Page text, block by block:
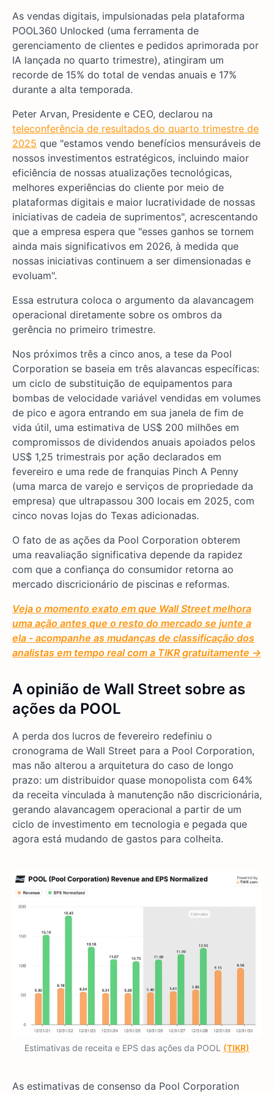
As vendas digitais, impulsionadas pela plataforma
POOL360 Unlocked (uma ferramenta de
gerenciamento de clientes e pedidos aprimorada por
IA lançada no quarto trimestre), atingiram um
recorde de 15% do total de vendas anuais e 17%
durante a alta temporada.
Peter Arvan, Presidente e CEO, declarou na
teleconferência de resultados do quarto trimestre de
2025 que "estamos vendo benefícios mensuráveis de
nossos investimentos estratégicos, incluindo maior
eficiência de nossas atualizações tecnológicas,
melhores experiências do cliente por meio de
plataformas digitais e maior lucratividade de nossas
iniciativas de cadeia de suprimentos", acrescentando
que a empresa espera que "esses ganhos se tornem
ainda mais significativos em 2026, à medida que
nossas iniciativas continuem a ser dimensionadas e
evoluam".
Essa estrutura coloca o argumento da alavancagem
operacional diretamente sobre os ombros da
gerência no primeiro trimestre.
Nos próximos três a cinco anos, a tese da Pool
Corporation se baseia em três alavancas específicas:
um ciclo de substituição de equipamentos para
bombas de velocidade variável vendidas em volumes
de pico e agora entrando em sua janela de fim de
vida útil, uma estimativa de US$ 200 milhões em
compromissos de dividendos anuais apoiados pelos
US$ 1,25 trimestrais por ação declarados em
fevereiro e uma rede de franquias Pinch A Penny
(uma marca de varejo e serviços de propriedade da
empresa) que ultrapassou 300 locais em 2025, com
cinco novas lojas do Texas adicionadas.
O fato de as ações da Pool Corporation obterem
uma reavaliação significativa depende da rapidez
com que a confiança do consumidor retorna ao
mercado discricionário de piscinas e reformas.
Veja o momento exato em que Wall Street melhora
uma ação antes que o resto do mercado se junte a
ela - acompanhe as mudanças de classificação dos
analistas em tempo real com a TIKR gratuitamente →
A opinião de Wall Street sobre as
ações da POOL
A perda dos lucros de fevereiro redefiniu o
cronograma de Wall Street para a Pool Corporation,
mas não alterou a arquitetura do caso de longo
prazo: um distribuidor quase monopolista com 64%
da receita vinculada à manutenção não discricionária,
gerando alavancagem operacional a partir de um
ciclo de investimento em tecnologia e pegada que
agora está mudando de gastos para colheita.
Estimativas de receita e EPS das ações da POOL (TIKR)
As estimativas de consenso da Pool Corporation